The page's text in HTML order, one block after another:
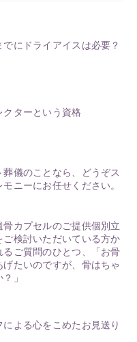
にドライアイスは必要？
クターという資格
儀のことなら、どうぞス
ニーにお任せください。
骨カプセルのご提供個別立
ご検討いただいている方か
るご質問のひとつ、「お骨
げたいのですが、骨はちゃ
」
よる心をこめたお見送り